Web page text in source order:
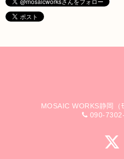
MOSAIC WORKS静岡（ﾓ
090-